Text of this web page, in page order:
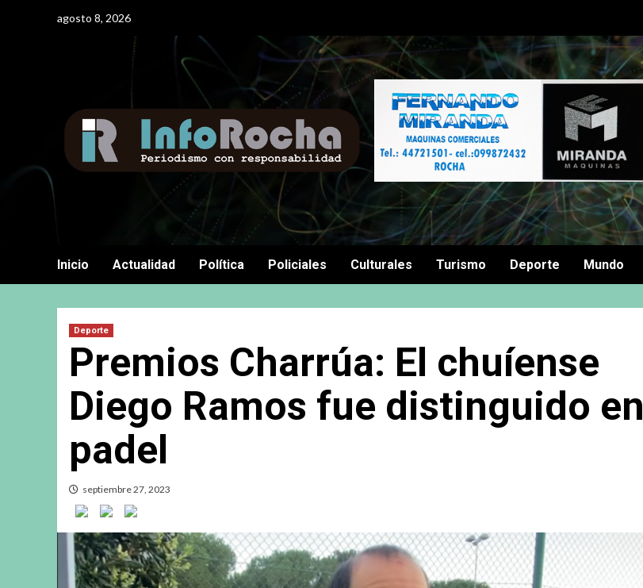
agosto 8, 2026
Inicio Actualidad Política Policiales Culturales Turismo Deporte Mundo
Deporte
Premios Charrúa: El chuíense
Diego Ramos fue distinguido en
padel
septiembre 27, 2023